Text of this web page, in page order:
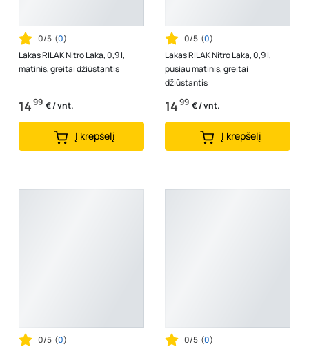
0/5 (0)
Lakas RILAK Nitro Laka, 0,9 l,
matinis, greitai džiūstantis
1499 € / vnt.
Į krepšelį
0/5 (0)
Lakas RILAK Nitro Laka, 0,9 l,
pusiau matinis, greitai
džiūstantis
1499 € / vnt.
Į krepšelį
0/5 (0)
0/5 (0)